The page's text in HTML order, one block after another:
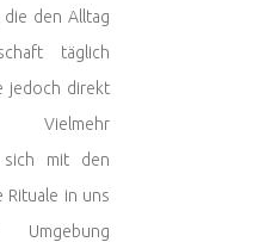
die den Alltag
täglich
jedoch direkt
Vielmehr
mit den
Rituale in uns